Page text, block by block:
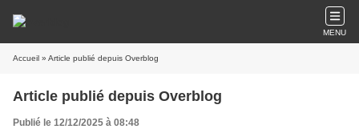
MENU
Accueil » Article publié depuis Overblog
Article publié depuis Overblog
Publié le 12/12/2025 à 08:48